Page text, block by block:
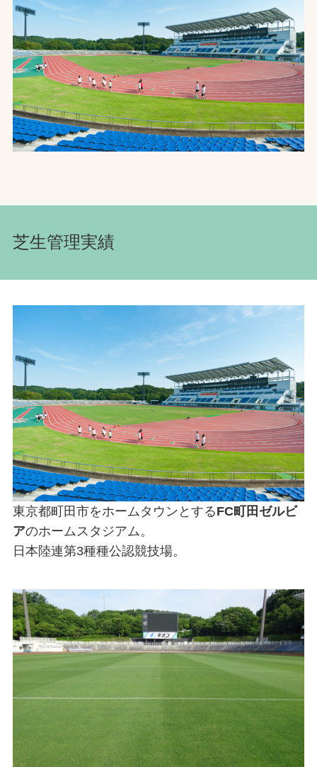
文字の見えづらさや操作にお困りの方へ
芝生管理実績
東京都町田市をホームタウンとするFC町田ゼルビ
アのホームスタジアム。
日本陸連第3種種公認競技場。